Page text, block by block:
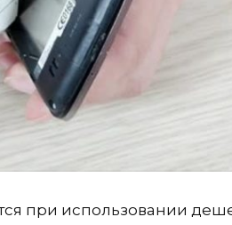
при использовании